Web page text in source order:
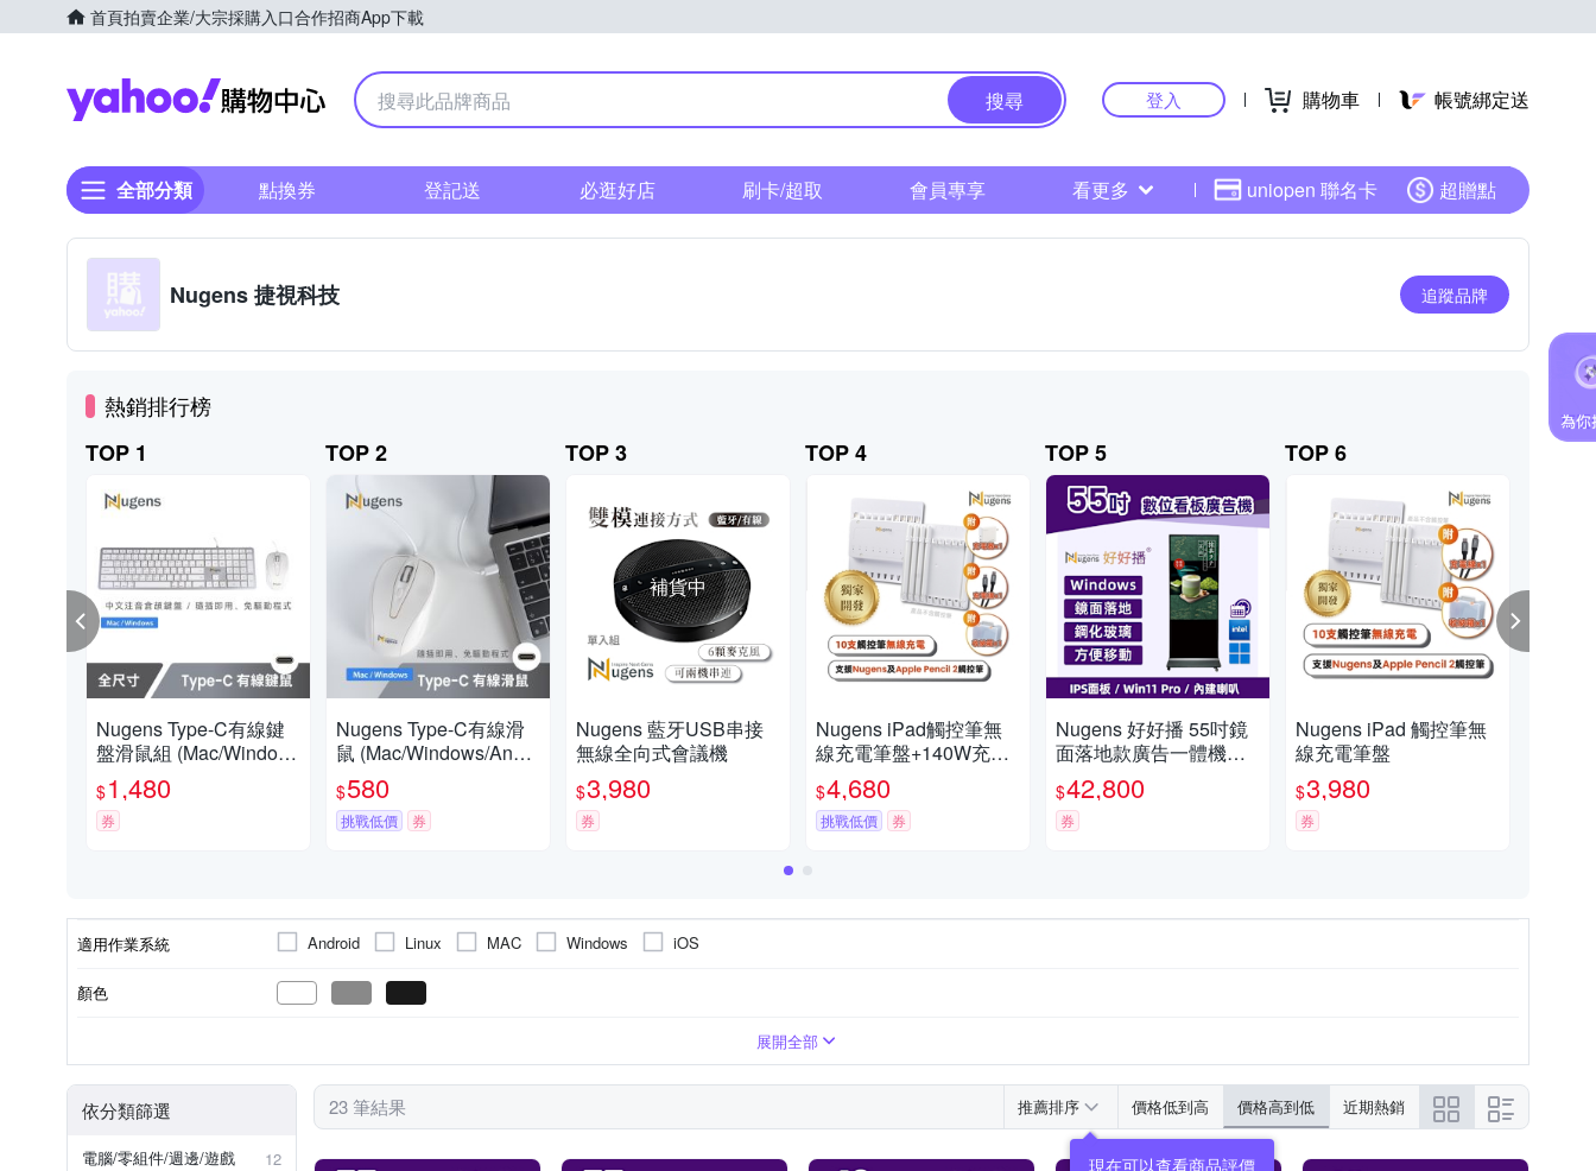
首頁拍賣企業/大宗採購入口合作招商App下載
Yahoo購物中心
搜尋 登入 購物車 帳號綁定送
全部分類 點換券 登記送 必逛好店 刷卡/超取 會員專享 看更多 uniopen 聯名卡 超贈點
Nugens 捷視科技 追蹤品牌
熱銷排行榜
TOP 1
Nugens Type-C有線鍵
盤滑鼠組 (Mac/Window
s/Android)
$1,480
券
TOP 2
Nugens Type-C有線滑
鼠 (Mac/Windows/Andro
id)
$580
挑戰低價 券
TOP 3
補貨中
Nugens 藍牙USB串接
無線全向式會議機
$3,980
券
TOP 4
Nugens iPad觸控筆無
線充電筆盤+140W充電
器
$4,680
挑戰低價 券
TOP 5
Nugens 好好播 55吋鏡
面落地款廣告一體機智
慧數位廣告看板電子海
報
$42,800
券
TOP 6
Nugens iPad 觸控筆無
線充電筆盤
$3,980
券
適用作業系統 Android Linux MAC Windows iOS
顏色
展開全部
依分類篩選
電腦/零組件/週邊/遊戲
12
23 筆結果 推薦排序 價格低到高 價格高到低 近期熱銷